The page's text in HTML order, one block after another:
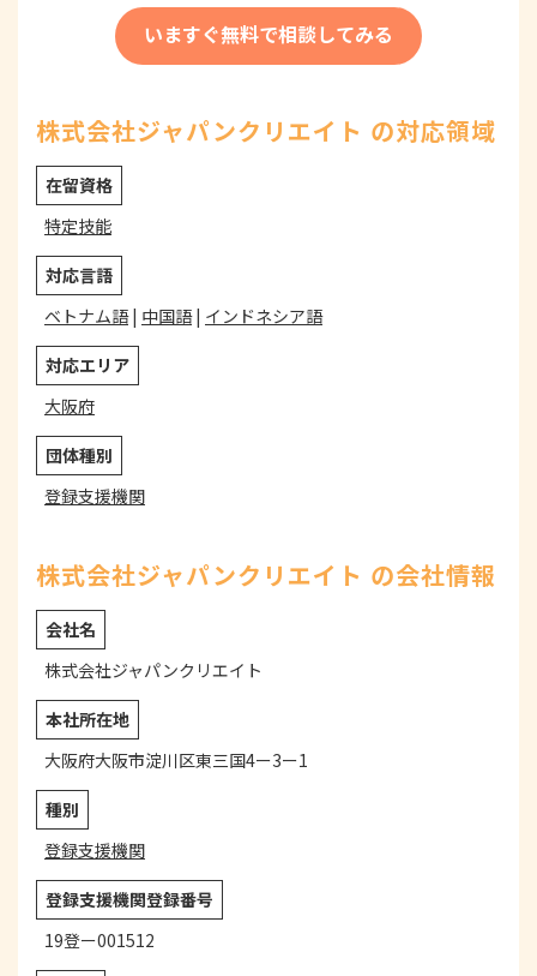
いますぐ無料で相談してみる
株式会社ジャパンクリエイト の対応領域
在留資格
特定技能
対応言語
ベトナム語| 中国語| インドネシア語
対応エリア
大阪府
団体種別
登録支援機関
株式会社ジャパンクリエイト の会社情報
会社名
株式会社ジャパンクリエイト
本社所在地
大阪府大阪市淀川区東三国4ー3ー1
種別
登録支援機関
登録支援機関登録番号
19登ー001512